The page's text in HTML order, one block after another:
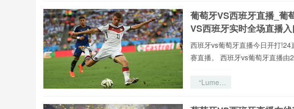
动态建模研
究——以
杯为应用场
景
葡萄牙VS西班牙直播_葡
VS西班牙实时全场直播入
西班牙vs葡萄牙直播今日开打!24
赛直播。 西班牙vs葡萄牙直播由
“Lumen